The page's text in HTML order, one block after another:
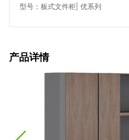
型号：板式文件柜| 优系列
产品详情